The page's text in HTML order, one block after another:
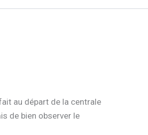
au départ de la centrale
de bien observer le